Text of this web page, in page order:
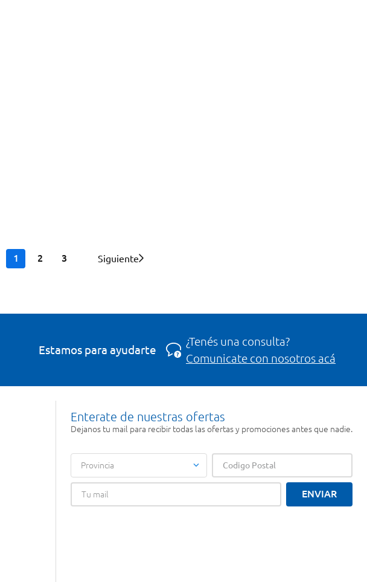
1 2 3 Siguiente
Estamos para ayudarte
¿Tenés una consulta?
Comunicate con nosotros acá
Enterate de nuestras ofertas
Dejanos tu mail para recibir todas las ofertas y promociones antes que nadie.
Provincia
ENVIAR